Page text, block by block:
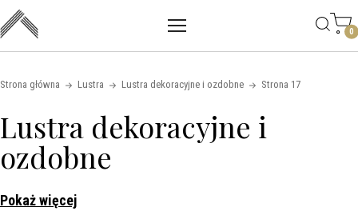
Skip to content
Main mobile navigation
0
Strona główna Lustra Lustra dekoracyjne i ozdobne Strona 17
Lustra dekoracyjne i
ozdobne
Pokaż więcej